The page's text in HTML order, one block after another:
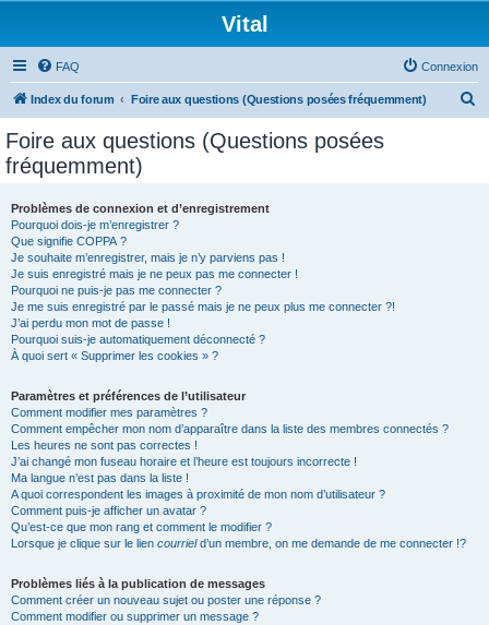
Vital
FAQ Connexion
Index du forum Foire aux questions (Questions posées fréquemment)
Foire aux questions (Questions posées
fréquemment)
Problèmes de connexion et d’enregistrement
Pourquoi dois-je m’enregistrer ?
Que signifie COPPA ?
Je souhaite m’enregistrer, mais je n’y parviens pas !
Je suis enregistré mais je ne peux pas me connecter !
Pourquoi ne puis-je pas me connecter ?
Je me suis enregistré par le passé mais je ne peux plus me connecter ?!
J’ai perdu mon mot de passe !
Pourquoi suis-je automatiquement déconnecté ?
À quoi sert « Supprimer les cookies » ?
Paramètres et préférences de l’utilisateur
Comment modifier mes paramètres ?
Comment empêcher mon nom d’apparaître dans la liste des membres connectés ?
Les heures ne sont pas correctes !
J’ai changé mon fuseau horaire et l’heure est toujours incorrecte !
Ma langue n’est pas dans la liste !
A quoi correspondent les images à proximité de mon nom d’utilisateur ?
Comment puis-je afficher un avatar ?
Qu’est-ce que mon rang et comment le modifier ?
Lorsque je clique sur le lien courrield’un membre, on me demande de me connecter !?
Problèmes liés à la publication de messages
Comment créer un nouveau sujet ou poster une réponse ?
Comment modifier ou supprimer un message ?